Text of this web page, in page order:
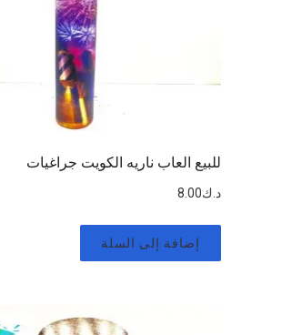
للبيع العاب ناريه الكويت جراغيات
د.ك8.00
إضافة إلى السلة